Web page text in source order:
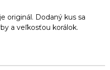
originál. Dodaný kus sa
a veľkosťou korálok.